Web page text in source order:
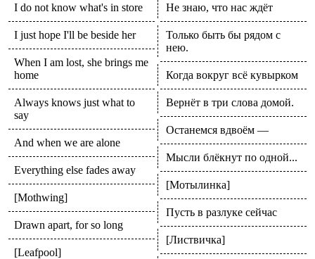
I do not know what's in store
I just hope I'll be beside her
When I am lost, she brings me
home
Always knows just what to
say
And when we are alone
Everything else fades away
[Mothwing]
Drawn apart, for so long
[Leafpool]
Не знаю, что нас ждёт
Только быть бы рядом с
нею.
Когда вокруг всё кувырком
Вернёт в три слова домой.
Останемся вдвоём —
Мысли блёкнут по одной...
[Мотылинка]
Пусть в разлуке сейчас
[Листвичка]